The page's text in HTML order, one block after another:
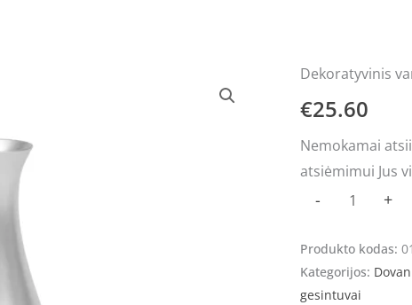
Dekoratyvinis
€25.60
Nemokamai
atsiėmimui Jus
-
produkto
kiekis:
vandens
putų
gesintuvas
Color
Vase
+
Produkto kodas:
Kategorijos:
gesintuvai